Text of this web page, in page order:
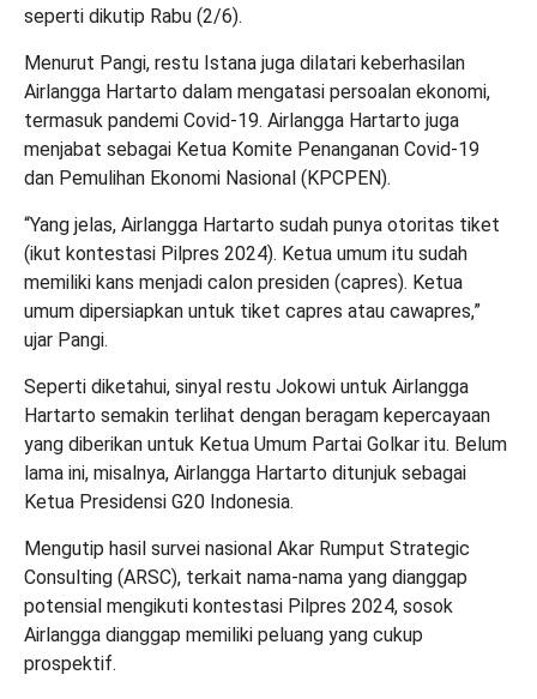
seperti dikutip Rabu (2/6).
Menurut Pangi, restu Istana juga dilatari keberhasilan
Airlangga Hartarto dalam mengatasi persoalan ekonomi,
termasuk pandemi Covid-19. Airlangga Hartarto juga
menjabat sebagai Ketua Komite Penanganan Covid-19
dan Pemulihan Ekonomi Nasional (KPCPEN).
“Yang jelas, Airlangga Hartarto sudah punya otoritas tiket
(ikut kontestasi Pilpres 2024). Ketua umum itu sudah
memiliki kans menjadi calon presiden (capres). Ketua
umum dipersiapkan untuk tiket capres atau cawapres,”
ujar Pangi.
Seperti diketahui, sinyal restu Jokowi untuk Airlangga
Hartarto semakin terlihat dengan beragam kepercayaan
yang diberikan untuk Ketua Umum Partai Golkar itu. Belum
lama ini, misalnya, Airlangga Hartarto ditunjuk sebagai
Ketua Presidensi G20 Indonesia.
Mengutip hasil survei nasional Akar Rumput Strategic
Consulting (ARSC), terkait nama-nama yang dianggap
potensial mengikuti kontestasi Pilpres 2024, sosok
Airlangga dianggap memiliki peluang yang cukup
prospektif.